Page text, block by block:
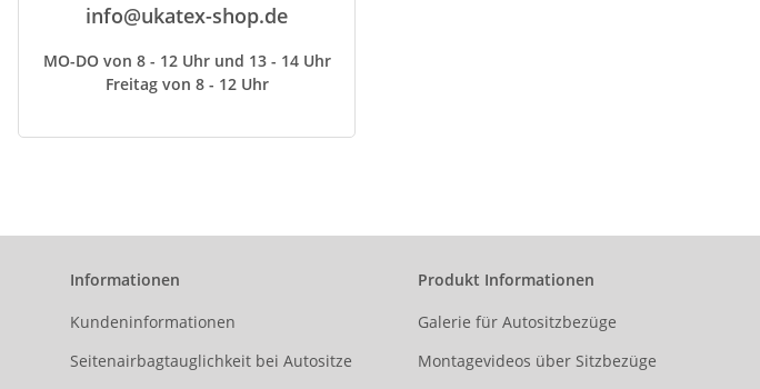
info@ukatex-shop.de
MO-DO von 8 - 12 Uhr und 13 - 14 Uhr
Freitag von 8 - 12 Uhr
Informationen
Kundeninformationen
Seitenairbagtauglichkeit bei Autositze
Produkt Informationen
Galerie für Autositzbezüge
Montagevideos über Sitzbezüge